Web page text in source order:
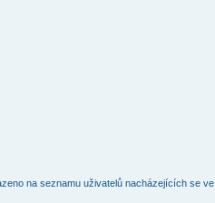
na seznamu uživatelů nacházejících se ve